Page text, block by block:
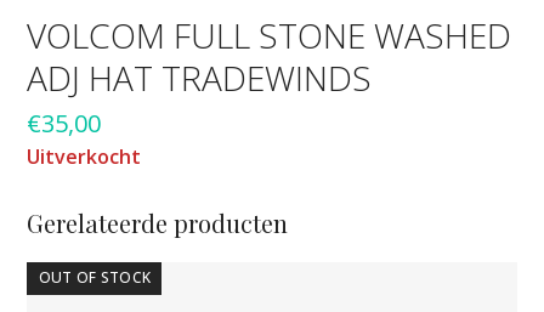
VOLCOM FULL STONE WASHED
ADJ HAT TRADEWINDS
€35,00
Uitverkocht
Gerelateerde producten
OUT OF STOCK